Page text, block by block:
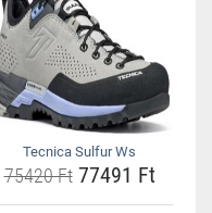
Tecnica Sulfur Ws
75420 Ft77491 Ft